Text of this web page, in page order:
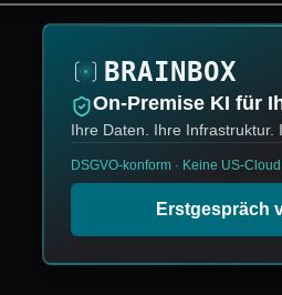
On-Premise KI für
Ihre Daten. Ihre Infrastruktur.
DSGVO-konform · Keine US-
Erstgespräch